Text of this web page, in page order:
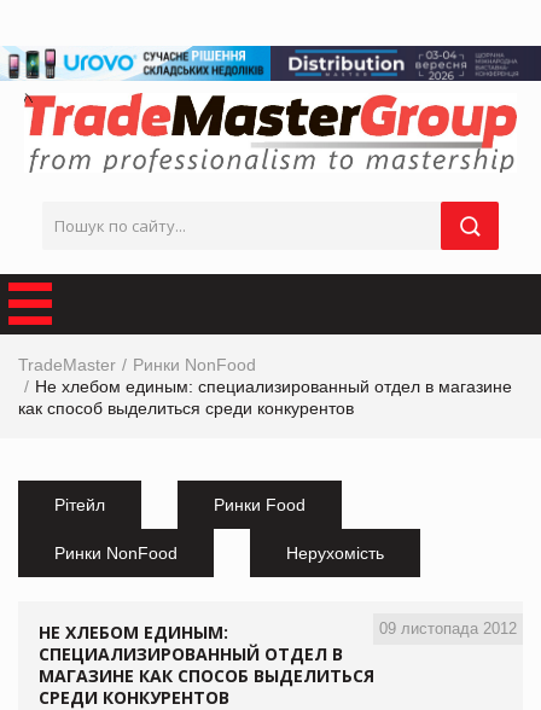
TradeMaster
Ринки NonFood
Не хлебом единым: специализированный отдел в магазине
как способ выделиться среди конкурентов
Рітейл Ринки Food
Ринки NonFood Нерухомість
09 листопада 2012
НЕ ХЛЕБОМ ЕДИНЫМ:
СПЕЦИАЛИЗИРОВАННЫЙ ОТДЕЛ В
МАГАЗИНЕ КАК СПОСОБ ВЫДЕЛИТЬСЯ
СРЕДИ КОНКУРЕНТОВ